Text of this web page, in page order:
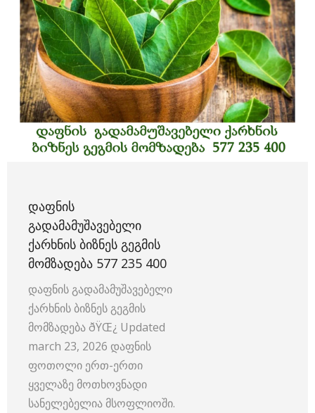
ᲓᲐᲤᲜᲘᲡ
ᲒᲐᲓᲐᲛᲐᲛᲣᲨᲐᲕᲔᲑᲔᲚᲘ
ᲥᲐᲠᲮᲜᲘᲡ ᲑᲘᲖᲜᲔᲡ ᲒᲔᲒᲛᲘᲡ
ᲛᲝᲛᲖᲐᲓᲔᲑᲐ 577 235 400
დაფნის გადამამუშავებელი
ქარხნის ბიზნეს გეგმის
მომზადება ðŸŒ¿ Updated
march 23, 2026 დაფნის
ფოთოლი ერთ-ერთი
ყველაზე მოთხოვნადი
სანელებელია მსოფლიოში.